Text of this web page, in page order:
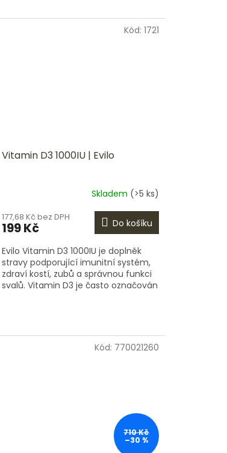
Vitamin D3 1000IU | Evilo
Skladem (>5 ks)
177,68 Kč bez DPH
199 Kč Do košíku
Evilo Vitamin D3 1000IU je doplněk
stravy podporující imunitní systém,
zdraví kostí, zubů a správnou funkci
svalů. Vitamin D3 je často označován
Kód: 1721
710 Kč
–30 %
Kód: 770021260